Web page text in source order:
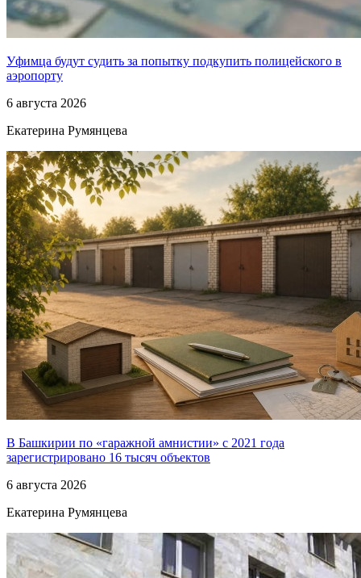
Уфимца будут судить за попытку подкупить полицейского в
аэропорту
6 августа 2026
Екатерина Румянцева
В Башкирии по «гаражной амнистии» с 2021 года
зарегистрировано 16 тысяч объектов
6 августа 2026
Екатерина Румянцева